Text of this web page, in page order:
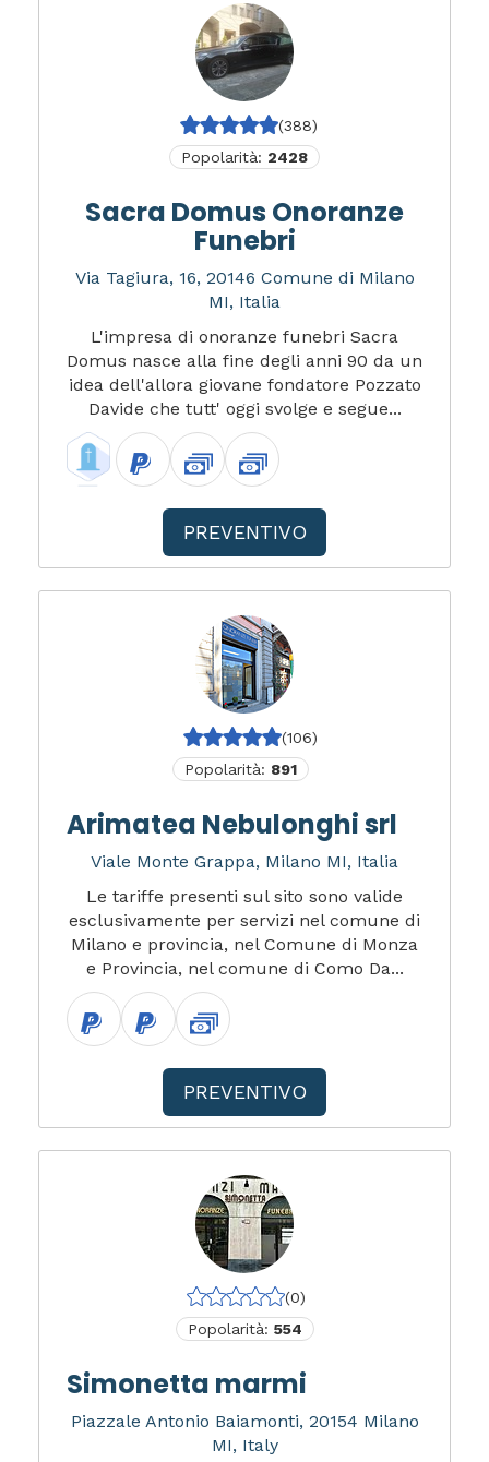
(388)
Popolarità: 2428
Sacra Domus Onoranze
Funebri
Via Tagiura, 16, 20146 Comune di Milano
MI, Italia
L'impresa di onoranze funebri Sacra
Domus nasce alla fine degli anni 90 da un
idea dell'allora giovane fondatore Pozzato
Davide che tutt' oggi svolge e segue...
PREVENTIVO
(106)
Popolarità: 891
Arimatea Nebulonghi srl
Viale Monte Grappa, Milano MI, Italia
Le tariffe presenti sul sito sono valide
esclusivamente per servizi nel comune di
Milano e provincia, nel Comune di Monza
e Provincia, nel comune di Como Da...
PREVENTIVO
(0)
Popolarità: 554
Simonetta marmi
Piazzale Antonio Baiamonti, 20154 Milano
MI, Italy